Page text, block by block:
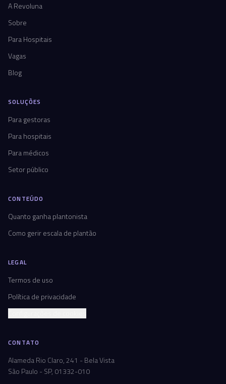
A Revoluna
Sobre
Para Hospitais
Vagas
Blog
SOLUÇÕES
Para gestoras
Para hospitais
Para médicos
Setor público
CONTEÚDO
Quanto ganha plantonista
Como gerir escala de plantão
LEGAL
Termos de uso
Política de privacidade
CONTATO
Alameda Rio Claro, 241 - Bela Vista
São Paulo - SP, 01332-010